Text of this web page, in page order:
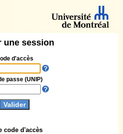
une session
d'accès
code d'accès
passe (UNIP)